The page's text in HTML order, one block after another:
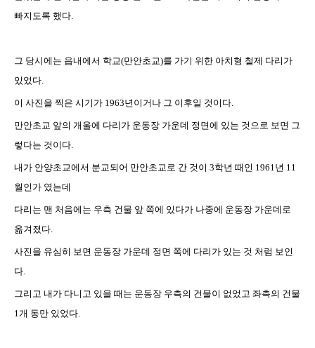
빠지도록 했다.
그 당시에는 읍내에서 학교(만안초교)를 가기 위한 아치형 철제 다리가
있었다.
이 사진을 찍은 시기가 1963년이거나 그 이후일 것이다.
만안초교 앞의 개울에 다리가 운동장 가운데 정면에 있는 것으로 보면 그
렇다는 것이다.
내가 안양초교에서 분교되어 만안초교로 간 것이 3학년 때인 1961년 11
월인가 였는데
다리는 맨 처음에는 우측 건물 앞 쪽에 있다가 나중에 운동장 가운데로
옮겨졌다.
사진을 유심히 보면 운동장 가운데 정면 쪽에 다리가 있는 것 처럼 보인
다.
그리고 내가 다니고 있을 때는 운동장 우측의 건물이 없었고 좌측의 건물
1개 동만 있었다.